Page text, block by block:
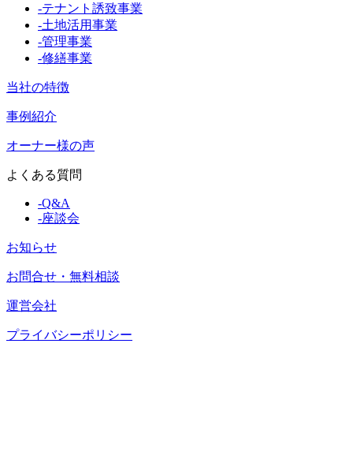
-テナント誘致事業
-土地活用事業
-管理事業
-修繕事業
当社の特徴
事例紹介
オーナー様の声
よくある質問
-Q&A
-座談会
お知らせ
お問合せ・無料相談
運営会社
プライバシーポリシー